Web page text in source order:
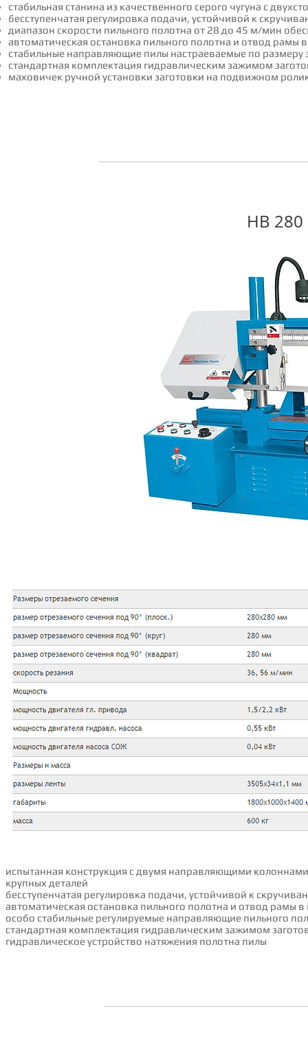
стабильная станина из качественного серого чугуна с
бесступенчатая регулировка подачи, устойчивой к
диапазон скорости пильного полотна от 28 до 45 м/мин
автоматическая остановка пильного полотна и отвод
стабильные направляющие пилы настраеваемые по размеру
стандартная комплектация гидравлическим зажимом
маховичек ручной установки заготовки на подвижном
HB 280
испытанная конструкция с двумя направляющими
крупных деталей
бесступенчатая регулировка подачи, устойчивой к
автоматическая остановка пильного полотна и отвод рамы
особо стабильные регулируемые направляющие пильного
стандартная комплектация гидравлическим зажимом
гидравлическое устройство натяжения полотна пилы